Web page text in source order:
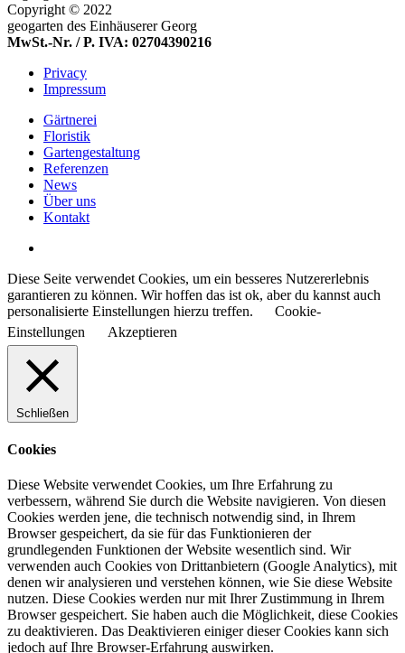
Copyright © 2022
geogarten des Einhäuserer Georg
MwSt.-Nr. / P. IVA: 02704390216
Privacy
Impressum
Gärtnerei
Floristik
Gartengestaltung
Referenzen
News
Über uns
Kontakt
Diese Seite verwendet Cookies, um ein besseres Nutzererlebnis
garantieren zu können. Wir hoffen das ist ok, aber du kannst auch
personalisierte Einstellungen hierzu treffen.
Cookie-
Einstellungen
Akzeptieren
Schließen
Cookies
Diese Website verwendet Cookies, um Ihre Erfahrung zu
verbessern, während Sie durch die Website navigieren. Von diesen
Cookies werden jene, die technisch notwendig sind, in Ihrem
Browser gespeichert, da sie für das Funktionieren der
grundlegenden Funktionen der Website wesentlich sind. Wir
verwenden auch Cookies von Drittanbietern (Google Analytics), mit
denen wir analysieren und verstehen können, wie Sie diese Website
nutzen. Diese Cookies werden nur mit Ihrer Zustimmung in Ihrem
Browser gespeichert. Sie haben auch die Möglichkeit, diese Cookies
zu deaktivieren. Das Deaktivieren einiger dieser Cookies kann sich
jedoch auf Ihre Browser-Erfahrung auswirken.